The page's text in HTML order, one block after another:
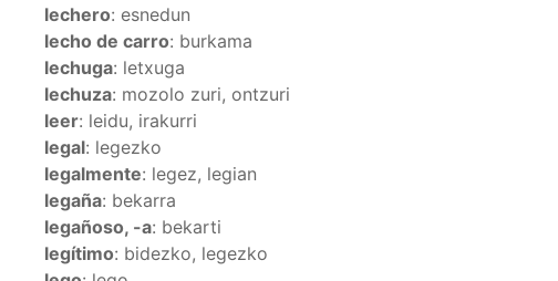
lechero: esnedun
lecho de carro: burkama
lechuga: letxuga
lechuza: mozolo zuri, ontzuri
leer: leidu, irakurri
legal: legezko
legalmente: legez, legian
legaña: bekarra
legañoso, -a: bekarti
legítimo: bidezko, legezko